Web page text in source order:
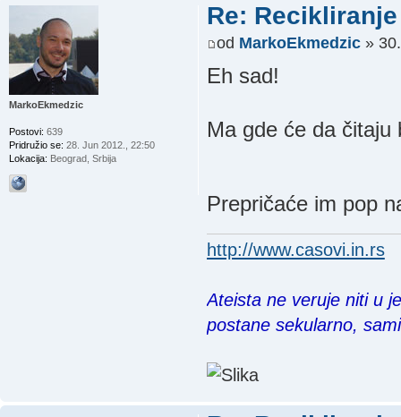
Re:
od MarkoEkmedzic» 30.
Eh sad!
Ma gde će da čitaju
Prepričaće im pop
http://www.casovi.in.rs
Ateista ne veruje niti u
postane sekularno,
MarkoEkmedzic
Postovi: 639
Pridružio se: 28. Jun 2012., 22:50
Lokacija: Beograd, Srbija